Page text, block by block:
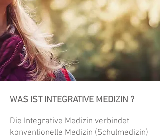
WAS IST INTEGRATIVE MEDIZIN ?
Die Integrative Medizin verbindet
konventionelle Medizin (Schulmedizin)